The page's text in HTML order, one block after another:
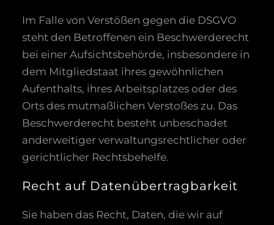
Im Falle von Verstößen gegen die DSGVO
steht den Betroffenen ein Beschwerderecht
bei einer Aufsichtsbehörde, insbesondere in
dem Mitgliedstaat ihres gewöhnlichen
Aufenthalts, ihres Arbeitsplatzes oder des
Orts des mutmaßlichen Verstoßes zu. Das
Beschwerderecht besteht unbeschadet
anderweitiger verwaltungsrechtlicher oder
gerichtlicher Rechtsbehelfe.
Recht auf Daten­übertrag­barkeit
Sie haben das Recht, Daten, die wir auf